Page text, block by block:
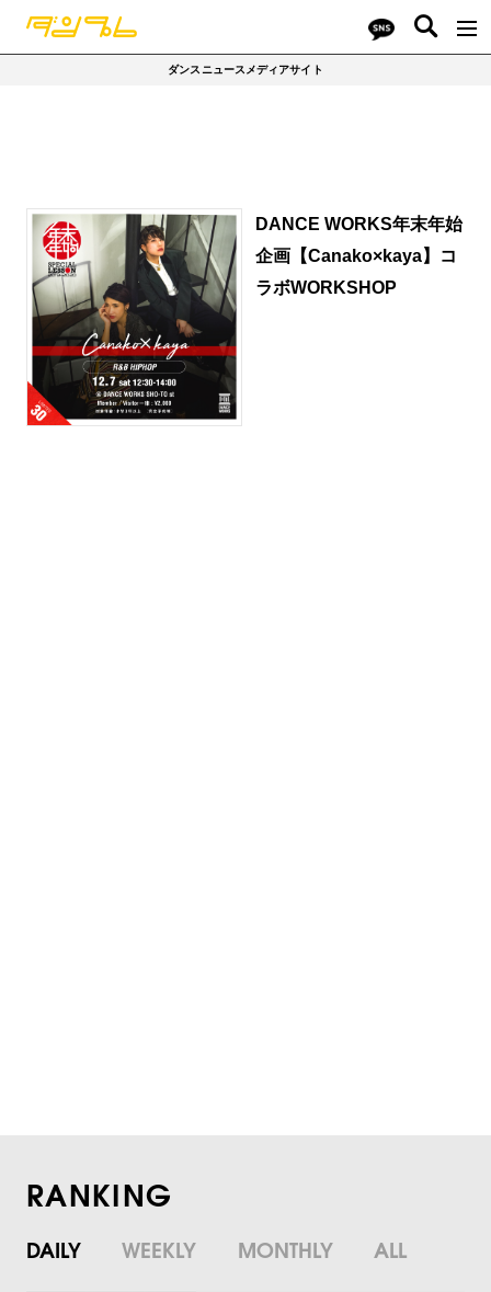
ダンスニュースメディアサイト
DANCE WORKS年末年始
企画【Canako×kaya】コ
ラボWORKSHOP
RANKING
DAILY WEEKLY MONTHLY ALL